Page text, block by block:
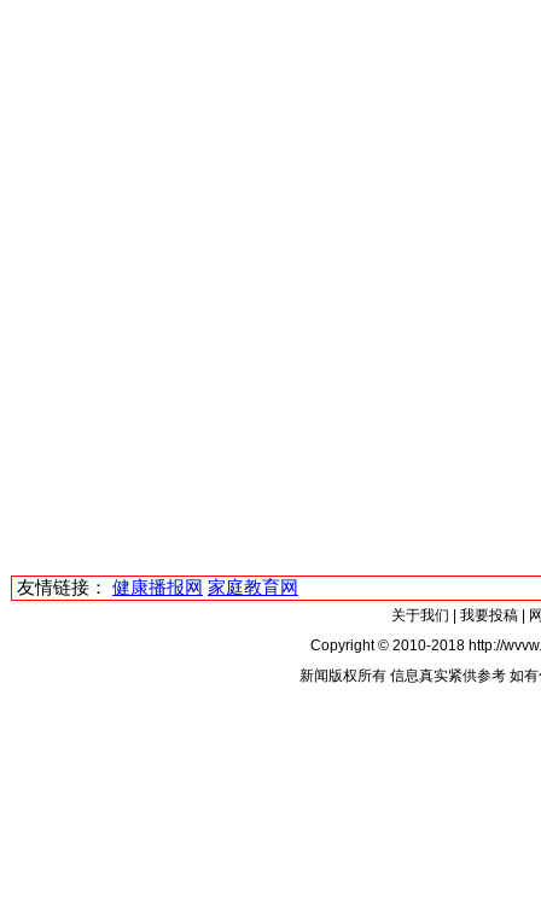
友情链接： 健康播报网 家庭教育网
关于我们 我要投稿|
Copyright © 2010-2018 http://
新闻版权所有 信息真实紧供参考 如